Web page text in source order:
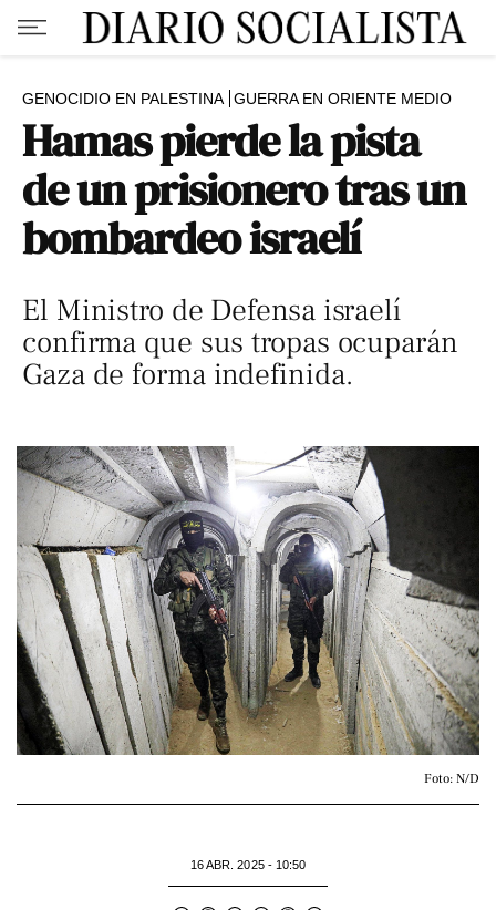
GENOCIDIO EN PALESTINA GUERRA EN ORIENTE MEDIO
Hamas pierde la pista
de un prisionero tras un
bombardeo israelí
El Ministro de Defensa israelí
confirma que sus tropas ocuparán
Gaza de forma indefinida.
Foto: N/D
16 ABR. 2025 - 10:50